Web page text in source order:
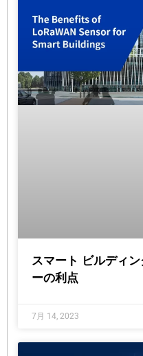
スマート ビルディ
ーの利点
7月 14, 2023